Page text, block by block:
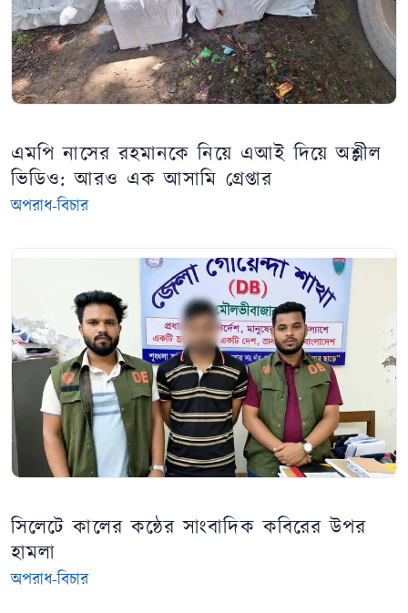
এমপি নাসের রহমানকে নিয়ে এআই দিয়ে অশ্লীল
ভিডিও: আরও এক আসামি গ্রেপ্তার
অপরাধ-বিচার
সিলেটে কালের কন্ঠের সাংবাদিক কবিরের উপর
হামলা
অপরাধ-বিচার